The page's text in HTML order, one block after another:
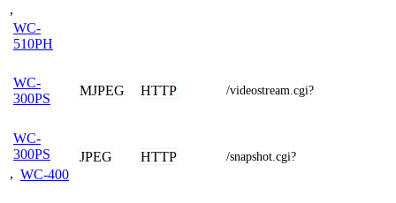
,
WC-
510PH
WC-
300PS
MJPEG HTTP /videostream.cgi?
WC-
300PS
, WC-400
JPEG HTTP /snapshot.cgi?